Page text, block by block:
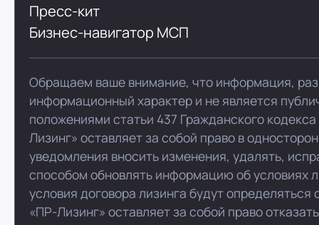
Пресс-кит
Бизнес-навигатор МСП
Обращаем ваше внимание, что информация,
информационный характер и не является
положениями статьи 437 Гражданского
Лизинг» оставляет за собой право в
уведомления вносить изменения, удалять,
способом обновлять информацию об условиях
условия договора лизинга будут
«ПР-Лизинг» оставляет за собой право